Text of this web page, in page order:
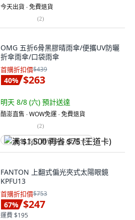
今天出貨 ∙ 免費退貨
(2)
OMG 五折6骨黑膠晴雨傘/便攜UV防曬
折傘雨傘/口袋雨傘
首購折扣價$439
40% $263
明天 8/8 (六) 預計送達
酷澎直售 ∙ WOW免運 ∙ 免費退貨
(2)
满 $1,500 再省 $75 (王道卡)
FANTON 上翻式偏光夾式太陽眼鏡
KPFU13
首購折扣價$753
67% $247
運費 $195